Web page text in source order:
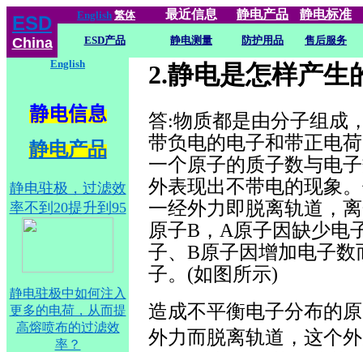
ESD
China
English 繁体 最近信息 静电产品 静电标准
ESD产品 静电测量 防护用品
售后服务
English
静电信息
静电产品
静电驻极，过滤效
率不到20提升到95
静电驻极中如何注入
更多的电荷，从而提
高熔喷布的过滤效
率？
2.静电是怎样产生
答:物质都是由分子组成
带负电的电子和带正电
一个原子的质子数与电
外表现出不带电的现象
一经外力即脱离轨道，
原子B，A原子因缺少电
子、B原子因增加电子
子。(如图所示)
造成不平衡电子分布的
外力而脱离轨道，这个